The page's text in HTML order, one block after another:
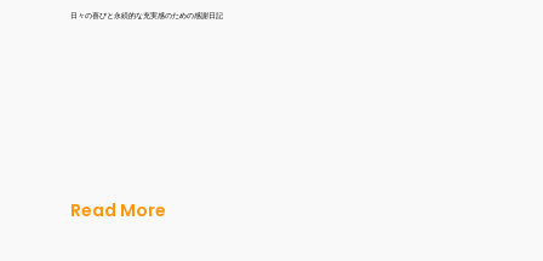
日々の喜びと永続的な充実感のための感謝日記
Read More